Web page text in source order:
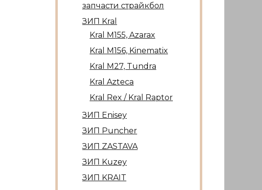
запчасти страйкбол
ЗИП Kral
Kral М155, Azarax
Kral М156, Kinematix
Kral М27, Tundra
Kral Azteca
Kral Rex / Kral Raptor
ЗИП Enisey
ЗИП Puncher
ЗИП ZASTAVA
ЗИП Kuzey
ЗИП KRAIT